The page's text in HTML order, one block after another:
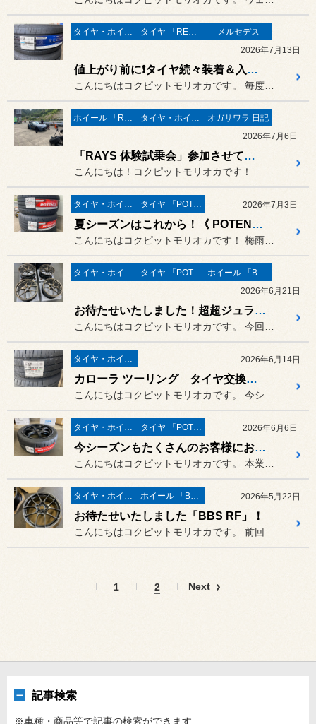
タイヤ・ホイール タイヤ 「REGNO」
メルセデス
2026年7月13日
値上がり前に❗️タイヤ続々装着＆入荷です‼️
ホイール 「RAYS」 タイヤ・ホイール
オガサワラ 日記
2026年7月6日
「RAYS 体験試乗会」参加させて頂きました！
こんにちは！コクピットモリオカです！
タイヤ・ホイール タイヤ 「POTENZA」 2026年7月3日
夏シーズンはこれから！《 POTENZA S007A 》！
タイヤ・ホイール タイヤ 「POTENZA」
ホイール 「BBS」
2026年6月21日
お待たせいたしました！超超ジュラルミンホイール【BBS RI-D】☆
タイヤ・ホイール 2026年6月14日
カローラ ツーリング タイヤ交換【FINESSA HB01】
タイヤ・ホイール タイヤ 「POTENZA」 2026年6月6日
今シーズンもたくさんのお客様にお選びいただいております「POTENZA ファミリー」！
タイヤ・ホイール ホイール 「BBS」 2026年5月22日
お待たせいたしました「BBS RF」！
1 2 Next
記事検索
※車種・商品等で記事の検索ができます